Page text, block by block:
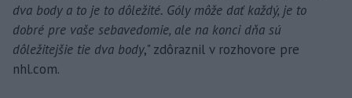
dva body a to je to dôležité. Góly môže dať každý, je to
dobré pre vaše sebavedomie, ale na konci dňa sú
dôležitejšie tie dva body," zdôraznil v rozhovore pre
nhl.com.